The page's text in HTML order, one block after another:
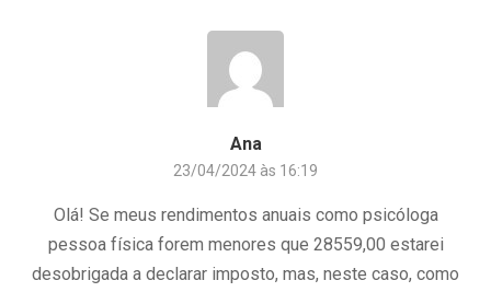
Ana
23/04/2024 às 16:19
Olá! Se meus rendimentos anuais como psicóloga
pessoa física forem menores que 28559,00 estarei
desobrigada a declarar imposto, mas, neste caso, como